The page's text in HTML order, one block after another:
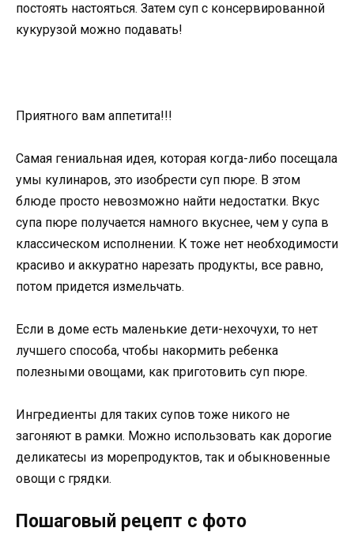
постоять настояться. Затем суп с консервированной
кукурузой можно подавать!
Приятного вам аппетита!!!
Самая гениальная идея, которая когда-либо посещала
умы кулинаров, это изобрести суп пюре. В этом
блюде просто невозможно найти недостатки. Вкус
супа пюре получается намного вкуснее, чем у супа в
классическом исполнении. К тоже нет необходимости
красиво и аккуратно нарезать продукты, все равно,
потом придется измельчать.
Если в доме есть маленькие дети-нехочухи, то нет
лучшего способа, чтобы накормить ребенка
полезными овощами, как приготовить суп пюре.
Ингредиенты для таких супов тоже никого не
загоняют в рамки. Можно использовать как дорогие
деликатесы из морепродуктов, так и обыкновенные
овощи с грядки.
Пошаговый рецепт с фото